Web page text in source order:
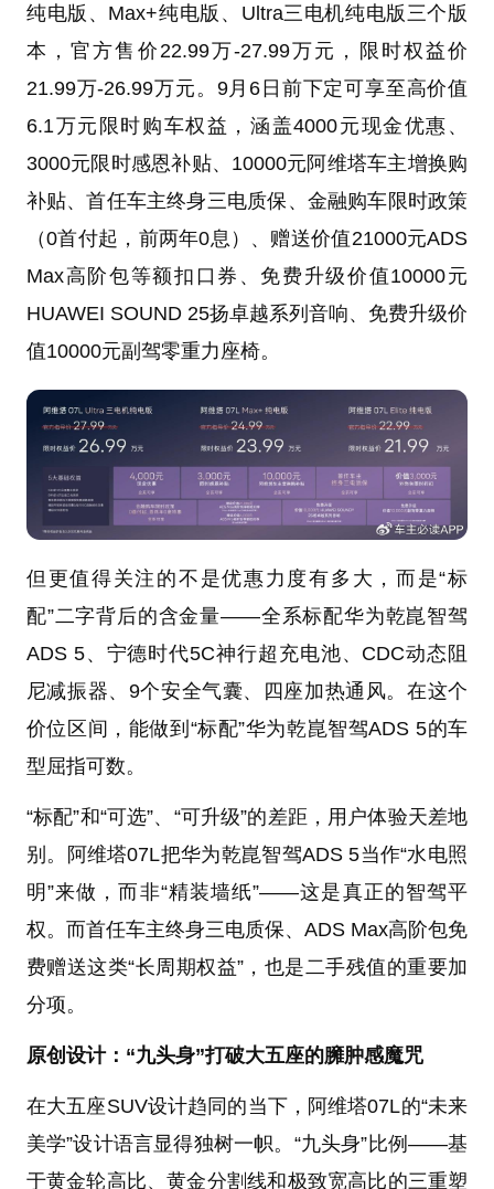
纯电版、Max+纯电版、Ultra三电机纯电版三个版
本，官方售价22.99万-27.99万元，限时权益价
21.99万-26.99万元。9月6日前下定可享至高价值
6.1万元限时购车权益，涵盖4000元现金优惠、
3000元限时感恩补贴、10000元阿维塔车主增换购
补贴、首任车主终身三电质保、金融购车限时政策
（0首付起，前两年0息）、赠送价值21000元ADS
Max高阶包等额扣口券、免费升级价值10000元
HUAWEI SOUND 25扬卓越系列音响、免费升级价
值10000元副驾零重力座椅。
但更值得关注的不是优惠力度有多大，而是“标
配”二字背后的含金量——全系标配华为乾崑智驾
ADS 5、宁德时代5C神行超充电池、CDC动态阻
尼减振器、9个安全气囊、四座加热通风。在这个
价位区间，能做到“标配”华为乾崑智驾ADS 5的车
型屈指可数。
“标配”和“可选”、“可升级”的差距，用户体验天差地
别。阿维塔07L把华为乾崑智驾ADS 5当作“水电照
明”来做，而非“精装墙纸”——这是真正的智驾平
权。而首任车主终身三电质保、ADS Max高阶包免
费赠送这类“长周期权益”，也是二手残值的重要加
分项。
原创设计：“九头身”打破大五座的臃肿感魔咒
在大五座SUV设计趋同的当下，阿维塔07L的“未来
美学”设计语言显得独树一帜。“九头身”比例——基
于黄金轮高比、黄金分割线和极致宽高比的三重塑